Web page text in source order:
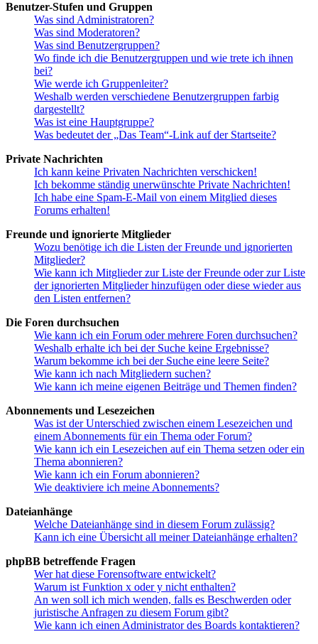
Benutzer-Stufen und Gruppen
Was sind Administratoren?
Was sind Moderatoren?
Was sind Benutzergruppen?
Wo finde ich die Benutzergruppen und wie trete ich ihnen
bei?
Wie werde ich Gruppenleiter?
Weshalb werden verschiedene Benutzergruppen farbig
dargestellt?
Was ist eine Hauptgruppe?
Was bedeutet der „Das Team“-Link auf der Startseite?
Private Nachrichten
Ich kann keine Privaten Nachrichten verschicken!
Ich bekomme ständig unerwünschte Private Nachrichten!
Ich habe eine Spam-E-Mail von einem Mitglied dieses
Forums erhalten!
Freunde und ignorierte Mitglieder
Wozu benötige ich die Listen der Freunde und ignorierten
Mitglieder?
Wie kann ich Mitglieder zur Liste der Freunde oder zur Liste
der ignorierten Mitglieder hinzufügen oder diese wieder aus
den Listen entfernen?
Die Foren durchsuchen
Wie kann ich ein Forum oder mehrere Foren durchsuchen?
Weshalb erhalte ich bei der Suche keine Ergebnisse?
Warum bekomme ich bei der Suche eine leere Seite?
Wie kann ich nach Mitgliedern suchen?
Wie kann ich meine eigenen Beiträge und Themen finden?
Abonnements und Lesezeichen
Was ist der Unterschied zwischen einem Lesezeichen und
einem Abonnements für ein Thema oder Forum?
Wie kann ich ein Lesezeichen auf ein Thema setzen oder ein
Thema abonnieren?
Wie kann ich ein Forum abonnieren?
Wie deaktiviere ich meine Abonnements?
Dateianhänge
Welche Dateianhänge sind in diesem Forum zulässig?
Kann ich eine Übersicht all meiner Dateianhänge erhalten?
phpBB betreffende Fragen
Wer hat diese Forensoftware entwickelt?
Warum ist Funktion x oder y nicht enthalten?
An wen soll ich mich wenden, falls es Beschwerden oder
juristische Anfragen zu diesem Forum gibt?
Wie kann ich einen Administrator des Boards kontaktieren?